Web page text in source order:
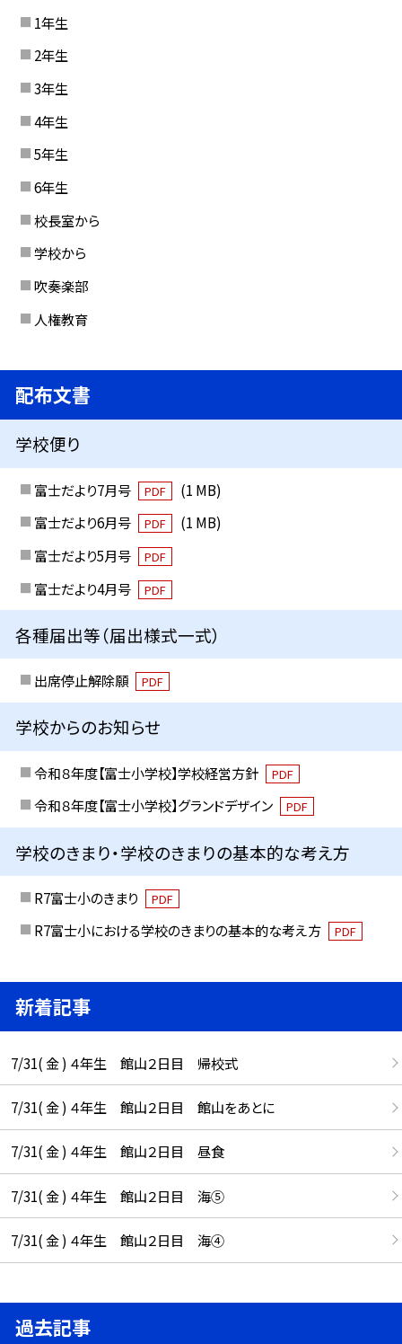
1年生
2年生
3年生
4年生
5年生
6年生
校長室から
学校から
吹奏楽部
人権教育
配布文書
学校便り
富士だより7月号 PDF
(1 MB)
富士だより6月号
PDF
(1 MB)
富士だより5月号
PDF
富士だより4月号 PDF
各種届出等（届出様式一式）
出席停止解除願 PDF
学校からのお知らせ
令和８年度【富士小学校】学校経営方針 PDF
令和８年度【富士小学校】グランドデザイン PDF
学校のきまり・学校のきまりの基本的な考え方
R7富士小のきまり PDF
R7富士小における学校のきまりの基本的な考え方 PDF
新着記事
7/31( 金 ) ４年生 館山２日目 帰校式
7/31( 金 ) ４年生 館山２日目 館山をあとに
7/31( 金 ) ４年生 館山２日目 昼食
7/31( 金 ) ４年生 館山２日目 海⑤
7/31( 金 ) ４年生 館山２日目 海④
過去記事